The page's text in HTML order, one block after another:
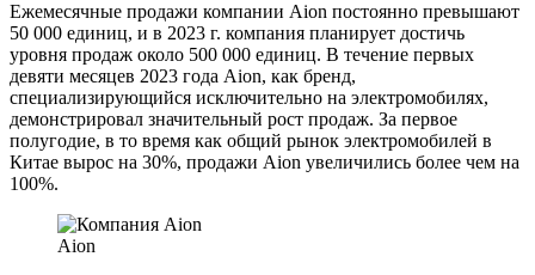
Ежемесячные продажи компании Aion постоянно превышают
50 000 единиц, и в 2023 г. компания планирует достичь
уровня продаж около 500 000 единиц. В течение первых
девяти месяцев 2023 года Aion, как бренд,
специализирующийся исключительно на электромобилях,
демонстрировал значительный рост продаж. За первое
полугодие, в то время как общий рынок электромобилей в
Китае вырос на 30%, продажи Aion увеличились более чем на
100%.
Aion